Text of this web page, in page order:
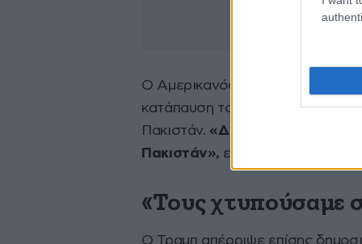
Ο Αμερικανός πρόεδρος
κατάπαυση του πυρός κυρίως
Πακιστάν. «Δεν ήμουν
Πακιστάν», είπε χαρακτηριστικά.
«Τους χτυπούσαμε
Ο Τραμπ απέρριψε επίσης